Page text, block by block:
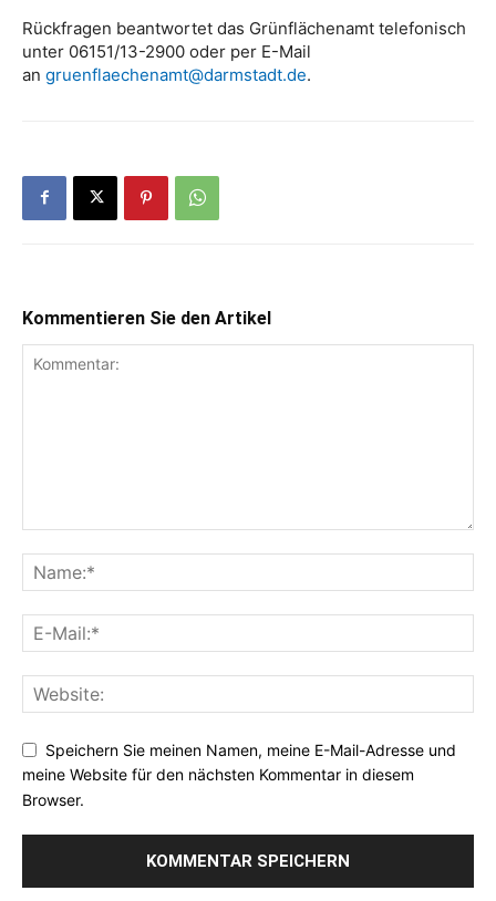
Rückfragen beantwortet das Grünflächenamt telefonisch
unter 06151/13-2900 oder per E-Mail
an gruenflaechenamt@darmstadt.de.
Kommentieren Sie den Artikel
Speichern Sie meinen Namen, meine E-Mail-Adresse und
meine Website für den nächsten Kommentar in diesem
Browser.